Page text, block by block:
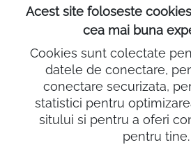
INFORMATII
Contact
0722.640.103
lighting@demco.ro
Acest site foloseste
cea mai buna
Cookies sunt colectate
datele de conectare,
conectare securizata,
statistici pentru
sitului si pentru a oferi
pentru tine.